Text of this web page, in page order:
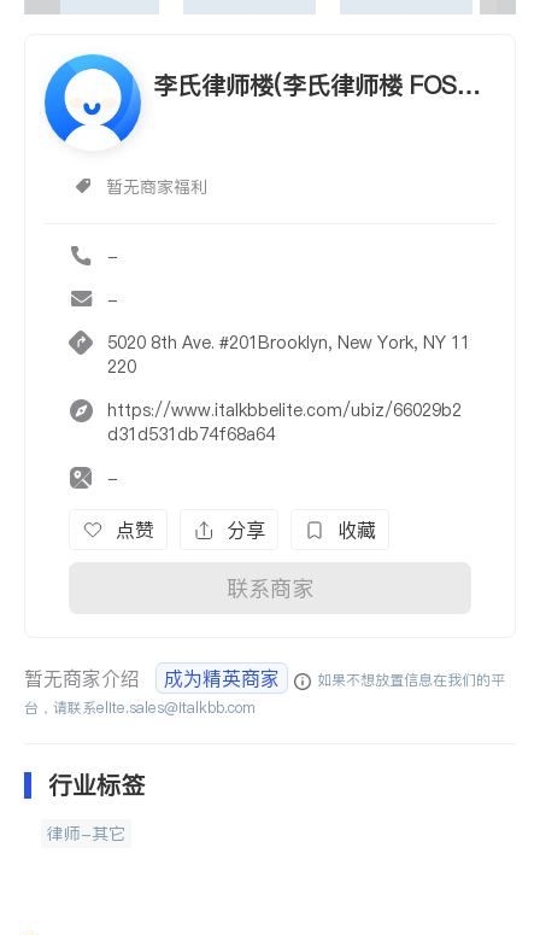
李氏律师楼(李氏律师楼 FOSTE
暂无商家福利
-
-
5020 8th Ave. #201Brooklyn, New York, NY 11
220
https://www.italkbbelite.com/ubiz/66029b2
d31d531db74f68a64
-
点赞 分享 收藏
联系商家
暂无商家介绍 成为精英商家
如果不想放置信息在我们的平
台，请联系elite.sales@italkbb.com
行业标签
律师-其它